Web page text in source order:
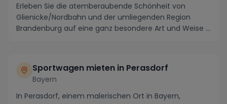
Erleben Sie die atemberaubende Schönheit von
Glienicke/Nordbahn und der umliegenden Region
Brandenburg auf eine ganz besondere Art und Weise –
Sportwagen mieten in Perasdorf
Bayern
In Perasdorf, einem malerischen Ort in Bayern,